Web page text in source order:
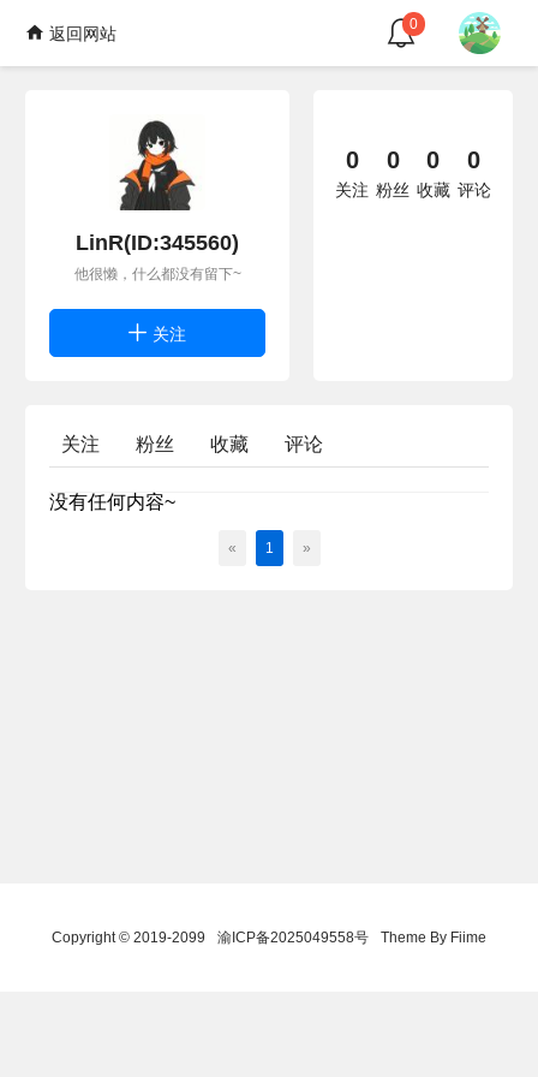
返回网站 0
LinR(ID:345560)
他很懒，什么都没有留下~
关注
0
关注
0
粉丝
0
收藏
0
评论
关注 粉丝 收藏 评论
没有任何内容~
« 1 »
Copyright © 2019-2099 渝ICP备2025049558号 Theme By Fiime